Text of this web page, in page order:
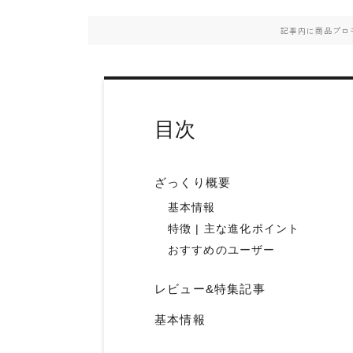
記事内に商品プロ
目次
ざっくり概要
基本情報
特徴 | 主な進化ポイント
おすすめのユーザー
レビュー&特集記事
基本情報